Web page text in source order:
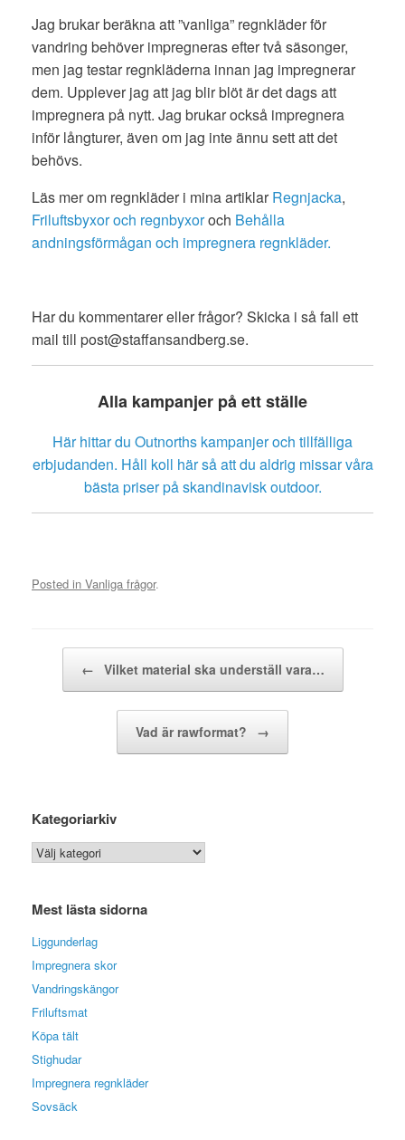
Jag brukar beräkna att ”vanliga” regnkläder för
vandring behöver impregneras efter två säsonger,
men jag testar regnkläderna innan jag impregnerar
dem. Upplever jag att jag blir blöt är det dags att
impregnera på nytt. Jag brukar också impregnera
inför långturer, även om jag inte ännu sett att det
behövs.
Läs mer om regnkläder i mina artiklarRegnjacka,
Friluftsbyxor och regnbyxoroch Behålla
andningsförmågan och impregnera regnkläder.
Har du kommentarer eller frågor? Skicka i så fall ett
mail till post@staffansandberg.se.
Alla kampanjer på ett ställe
Här hittar du Outnorths kampanjer och tillfälliga
erbjudanden. Håll koll här så att du aldrig missar våra
bästa priser på skandinavisk outdoor.
Posted in Vanliga frågor.
← Vilket material ska underställ vara…
Vad är rawformat? →
Kategoriarkiv
Kategoriarkiv
Mest lästa sidorna
Liggunderlag
Impregnera skor
Vandringskängor
Friluftsmat
Köpa tält
Stighudar
Impregnera regnkläder
Sovsäck